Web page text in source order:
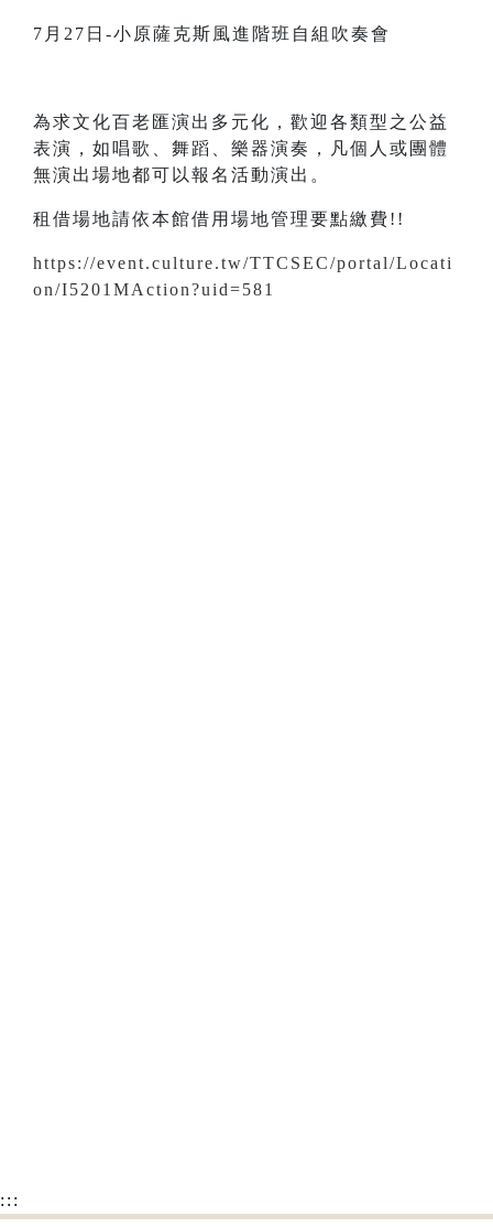
7月27日-小原薩克斯風進階班自組吹奏會
為求文化百老匯演出多元化，歡迎各類型之公益
表演，如唱歌、舞蹈、樂器演奏，凡個人或團體
無演出場地都可以報名活動演出。
租借場地請依本館借用場地管理要點繳費!!
https://event.culture.tw/TTCSEC/portal/Locati
on/I5201MAction?uid=581
:::